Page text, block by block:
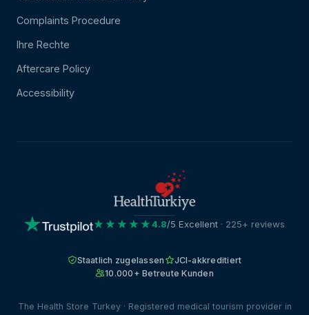
Complaints Procedure
Ihre Rechte
Aftercare Policy
Accessibility
★★★★★4.8/5 Excellent · 225+ reviews
Staatlich zugelassen
JCI-akkreditiert
10.000+ Betreute Kunden
The Health Store Turkey · Registered medical tourism provider in